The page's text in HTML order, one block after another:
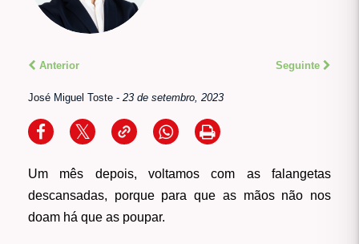
Anterior Seguinte
José Miguel Toste - 23 de setembro, 2023
Um mês depois, voltamos com as falangetas
descansadas, porque para que as mãos não nos
doam há que as poupar.